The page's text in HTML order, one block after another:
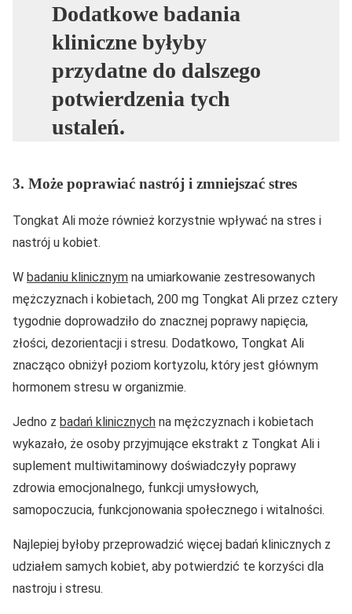
Dodatkowe badania
kliniczne byłyby
przydatne do dalszego
potwierdzenia tych
ustaleń.
3. Może poprawiać nastrój i zmniejszać stres
Tongkat Ali może również korzystnie wpływać na stres i
nastrój u kobiet.
W badaniu klinicznym na umiarkowanie zestresowanych
mężczyznach i kobietach, 200 mg Tongkat Ali przez cztery
tygodnie doprowadziło do znacznej poprawy napięcia,
złości, dezorientacji i stresu. Dodatkowo, Tongkat Ali
znacząco obniżył poziom kortyzolu, który jest głównym
hormonem stresu w organizmie.
Jedno z badań klinicznych na mężczyznach i kobietach
wykazało, że osoby przyjmujące ekstrakt z Tongkat Ali i
suplement multiwitaminowy doświadczyły poprawy
zdrowia emocjonalnego, funkcji umysłowych,
samopoczucia, funkcjonowania społecznego i witalności.
Najlepiej byłoby przeprowadzić więcej badań klinicznych z
udziałem samych kobiet, aby potwierdzić te korzyści dla
nastroju i stresu.